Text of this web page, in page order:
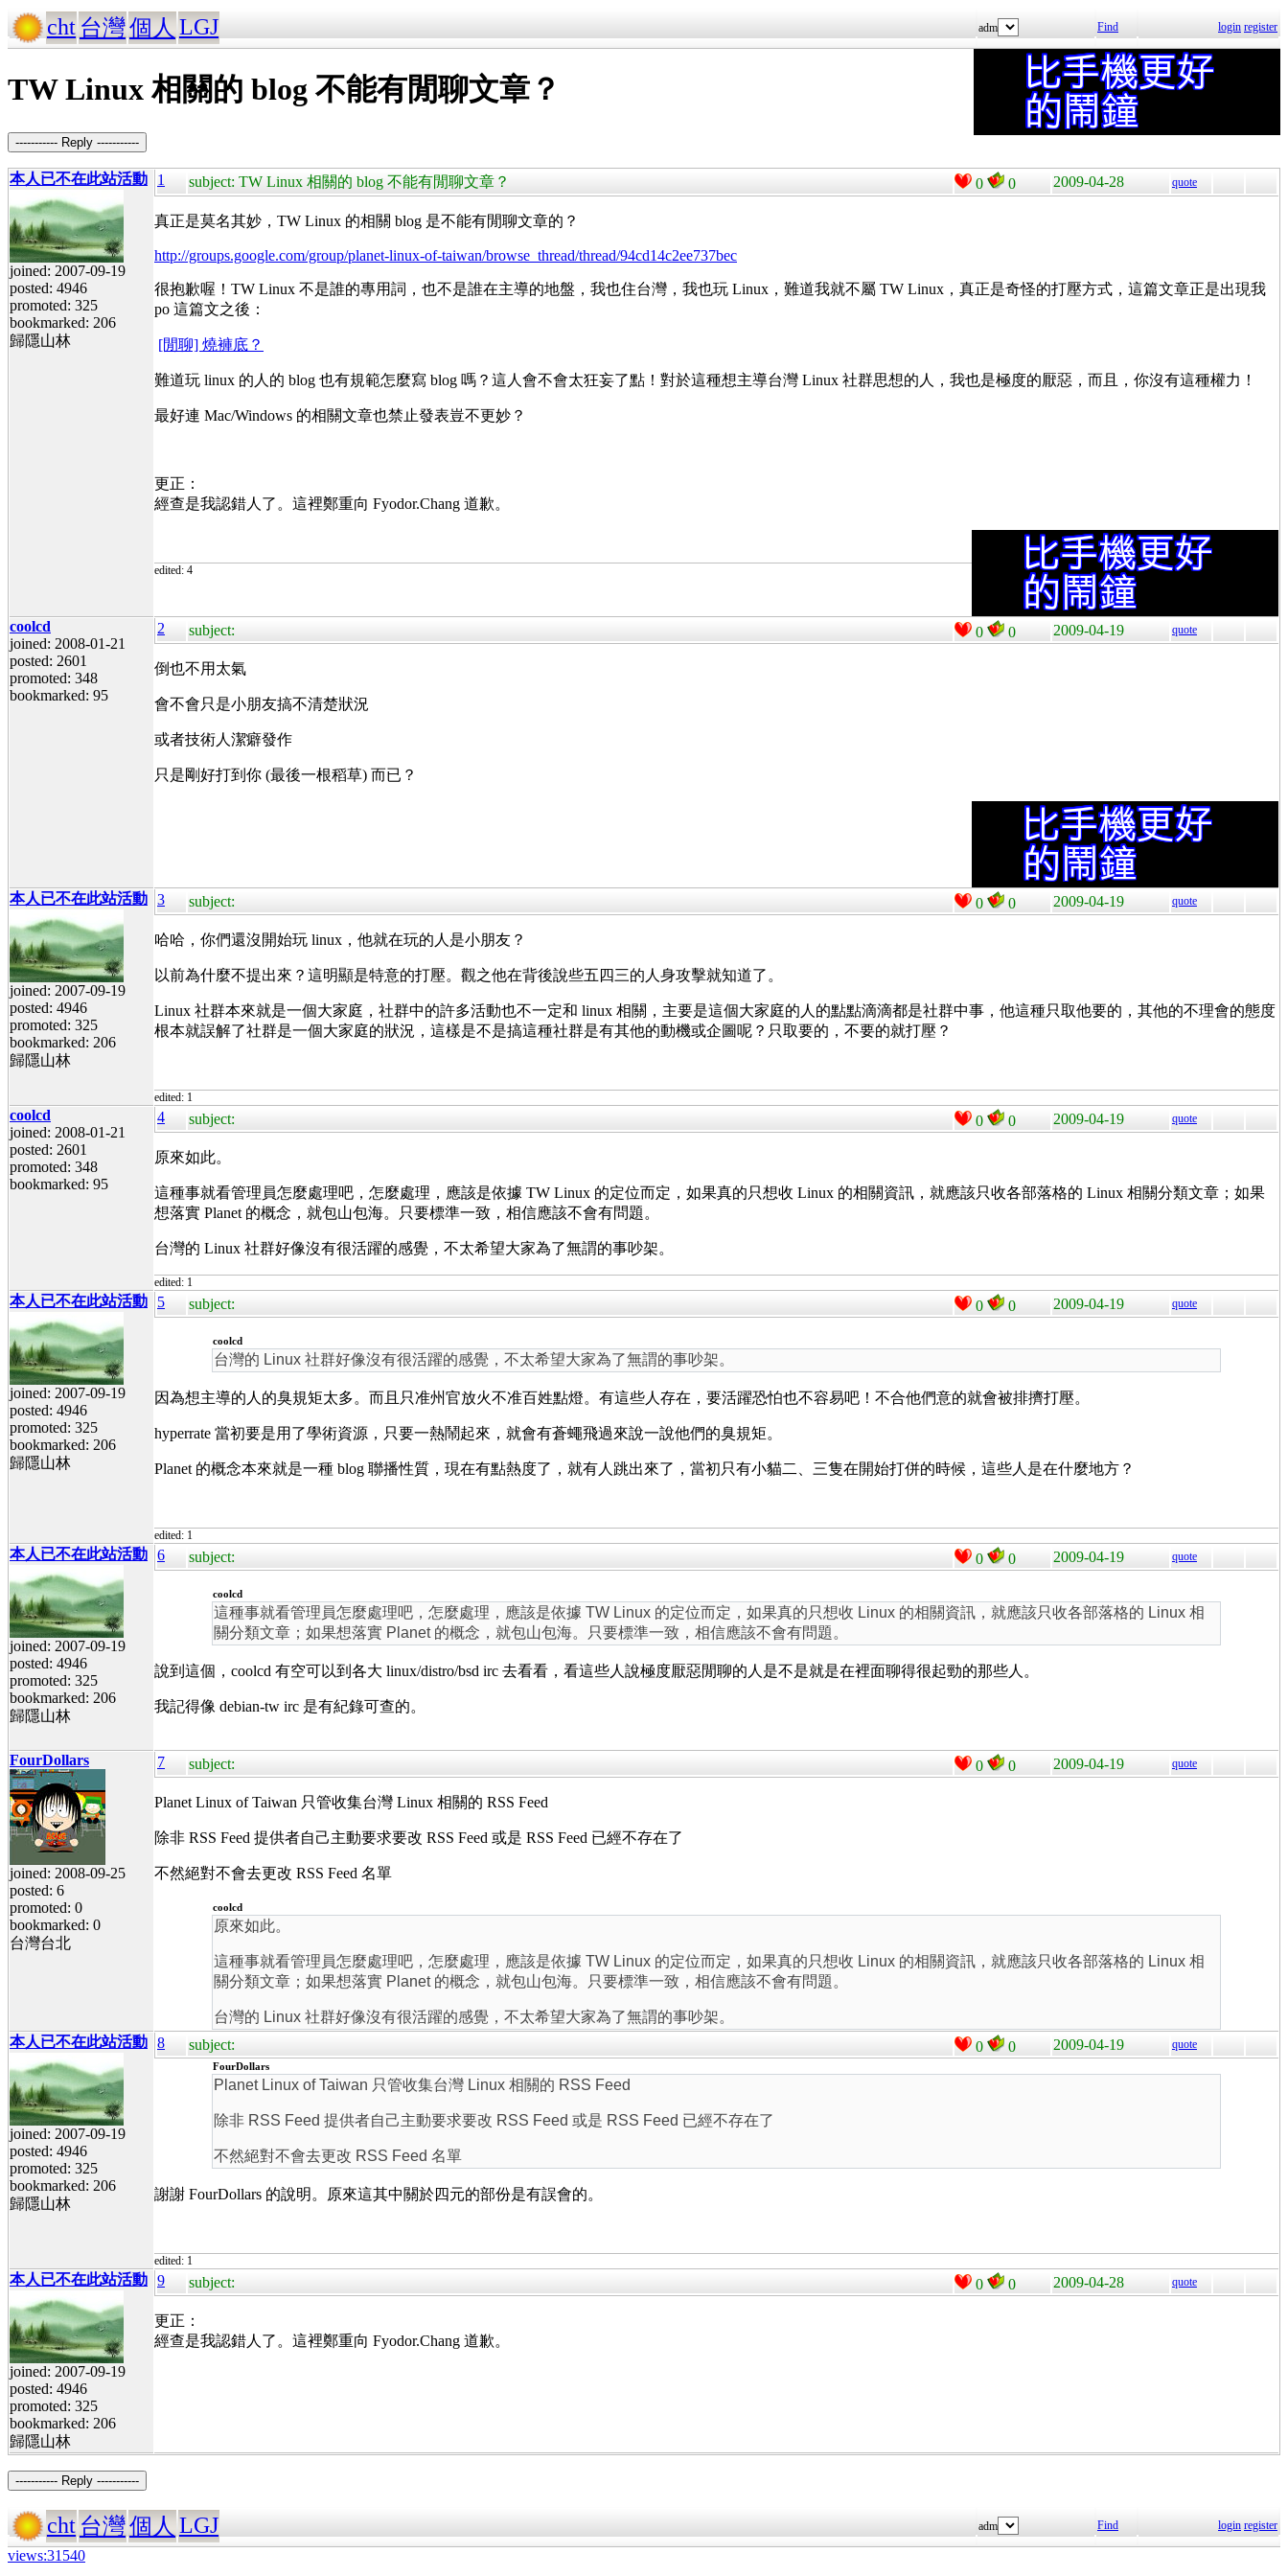
cht 台灣個人 LGJ adm Find login register
TW Linux 相關的 blog 不能有閒聊文章？
----------- Reply -----------
本人已不在此站活動
joined: 2007-09-19
posted: 4946
promoted: 325
bookmarked: 206
歸隱山林
1 subject: TW Linux 相關的 blog 不能有閒聊文章？ 0 0 2009-04-28 quote
真正是莫名其妙，TW Linux 的相關 blog 是不能有閒聊文章的？
http://groups.google.com/group/planet-linux-of-taiwan/browse_thread/thread/94cd14c2ee737bec
很抱歉喔！TW Linux 不是誰的專用詞，也不是誰在主導的地盤，我也住台灣，我也玩 Linux，難道我就不屬 TW Linux，真正是奇怪的打壓方式，這篇文章正是出現我
po 這篇文之後：
[閒聊] 燒褲底？
難道玩 linux 的人的 blog 也有規範怎麼寫 blog 嗎？這人會不會太狂妄了點！對於這種想主導台灣 Linux 社群思想的人，我也是極度的厭惡，而且，你沒有這種權力！
最好連 Mac/Windows 的相關文章也禁止發表豈不更妙？
更正：
經查是我認錯人了。這裡鄭重向 Fyodor.Chang 道歉。
edited: 4
coolcd
joined: 2008-01-21
posted: 2601
promoted: 348
bookmarked: 95
2 subject: 0 0 2009-04-19 quote
倒也不用太氣
會不會只是小朋友搞不清楚狀況
或者技術人潔癖發作
只是剛好打到你 (最後一根稻草) 而已？
本人已不在此站活動
joined: 2007-09-19
posted: 4946
promoted: 325
bookmarked: 206
歸隱山林
3 subject: 0 0 2009-04-19 quote
哈哈，你們還沒開始玩 linux，他就在玩的人是小朋友？
以前為什麼不提出來？這明顯是特意的打壓。觀之他在背後說些五四三的人身攻擊就知道了。
Linux 社群本來就是一個大家庭，社群中的許多活動也不一定和 linux 相關，主要是這個大家庭的人的點點滴滴都是社群中事，他這種只取他要的，其他的不理會的態度
根本就誤解了社群是一個大家庭的狀況，這樣是不是搞這種社群是有其他的動機或企圖呢？只取要的，不要的就打壓？
edited: 1
coolcd
joined: 2008-01-21
posted: 2601
promoted: 348
bookmarked: 95
4 subject: 0 0 2009-04-19 quote
原來如此。
這種事就看管理員怎麼處理吧，怎麼處理，應該是依據 TW Linux 的定位而定，如果真的只想收 Linux 的相關資訊，就應該只收各部落格的 Linux 相關分類文章；如果
想落實 Planet 的概念，就包山包海。只要標準一致，相信應該不會有問題。
台灣的 Linux 社群好像沒有很活躍的感覺，不太希望大家為了無謂的事吵架。
edited: 1
本人已不在此站活動
joined: 2007-09-19
posted: 4946
promoted: 325
bookmarked: 206
歸隱山林
5 subject: 0 0 2009-04-19 quote
coolcd
台灣的 Linux 社群好像沒有很活躍的感覺，不太希望大家為了無謂的事吵架。
因為想主導的人的臭規矩太多。而且只准州官放火不准百姓點燈。有這些人存在，要活躍恐怕也不容易吧！不合他們意的就會被排擠打壓。
hyperrate 當初要是用了學術資源，只要一熱鬧起來，就會有蒼蠅飛過來說一說他們的臭規矩。
Planet 的概念本來就是一種 blog 聯播性質，現在有點熱度了，就有人跳出來了，當初只有小貓二、三隻在開始打併的時候，這些人是在什麼地方？
edited: 1
本人已不在此站活動
joined: 2007-09-19
posted: 4946
promoted: 325
bookmarked: 206
歸隱山林
6 subject: 0 0 2009-04-19 quote
coolcd
這種事就看管理員怎麼處理吧，怎麼處理，應該是依據 TW Linux 的定位而定，如果真的只想收 Linux 的相關資訊，就應該只收各部落格的 Linux 相
關分類文章；如果想落實 Planet 的概念，就包山包海。只要標準一致，相信應該不會有問題。
說到這個，coolcd 有空可以到各大 linux/distro/bsd irc 去看看，看這些人說極度厭惡閒聊的人是不是就是在裡面聊得很起勁的那些人。
我記得像 debian-tw irc 是有紀錄可查的。
FourDollars
joined: 2008-09-25
posted: 6
promoted: 0
bookmarked: 0
台灣台北
7 subject: 0 0 2009-04-19 quote
Planet Linux of Taiwan 只管收集台灣 Linux 相關的 RSS Feed
除非 RSS Feed 提供者自己主動要求要改 RSS Feed 或是 RSS Feed 已經不存在了
不然絕對不會去更改 RSS Feed 名單
coolcd
原來如此。
這種事就看管理員怎麼處理吧，怎麼處理，應該是依據 TW Linux 的定位而定，如果真的只想收 Linux 的相關資訊，就應該只收各部落格的 Linux 相
關分類文章；如果想落實 Planet 的概念，就包山包海。只要標準一致，相信應該不會有問題。
台灣的 Linux 社群好像沒有很活躍的感覺，不太希望大家為了無謂的事吵架。
本人已不在此站活動
joined: 2007-09-19
posted: 4946
promoted: 325
bookmarked: 206
歸隱山林
8 subject: 0 0 2009-04-19 quote
FourDollars
Planet Linux of Taiwan 只管收集台灣 Linux 相關的 RSS Feed
除非 RSS Feed 提供者自己主動要求要改 RSS Feed 或是 RSS Feed 已經不存在了
不然絕對不會去更改 RSS Feed 名單
謝謝 FourDollars 的說明。原來這其中關於四元的部份是有誤會的。
edited: 1
本人已不在此站活動
joined: 2007-09-19
posted: 4946
promoted: 325
bookmarked: 206
歸隱山林
9 subject: 0 0 2009-04-28 quote
更正：
經查是我認錯人了。這裡鄭重向 Fyodor.Chang 道歉。
----------- Reply -----------
cht 台灣個人 LGJ adm Find login register
views:31540